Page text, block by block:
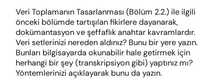
Veri Toplamanın Tasarlanması (Bölüm 2.2.) ile ilgili
önceki bölümde tartışılan fikirlere dayanarak,
dokümantasyon ve şeffaflık anahtar kavramlardır.
Veri setlerinizi nereden aldınız? Bunu bir yere yazın.
Bunları bilgisayarda okunabilir hale getirmek için
herhangi bir şey (transkripsiyon gibi) yaptınız mı?
Yöntemlerinizi açıklayarak bunu da yazın.